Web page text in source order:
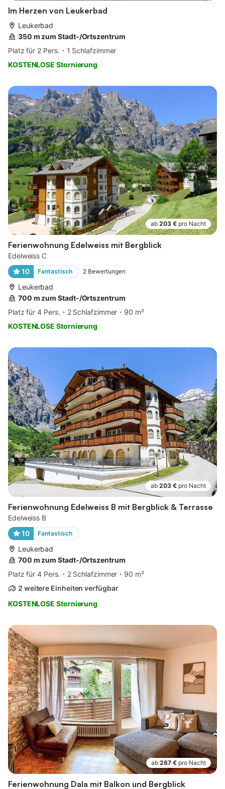
Im Herzen von Leukerbad
Leukerbad
350 m zum Stadt-/Ortszentrum
Platz für 2 Pers.
1 Schlafzimmer
KOSTENLOSE Stornierung
ab 203 € pro Nacht
Ferienwohnung Edelweiss mit Bergblick
Edelweiss C
10
Fantastisch 2 Bewertungen
Leukerbad
700 m zum Stadt-/Ortszentrum
Platz für 4 Pers.
2 Schlafzimmer
90 m²
KOSTENLOSE Stornierung
ab 203 € pro Nacht
Ferienwohnung Edelweiss B mit Bergblick & Terrasse
Edelweiss B
10
Fantastisch
Leukerbad
700 m zum Stadt-/Ortszentrum
Platz für 4 Pers.
2 Schlafzimmer
90 m²
2 weitere Einheiten verfügbar
KOSTENLOSE Stornierung
ab 267 € pro Nacht
Ferienwohnung Dala mit Balkon und Bergblick